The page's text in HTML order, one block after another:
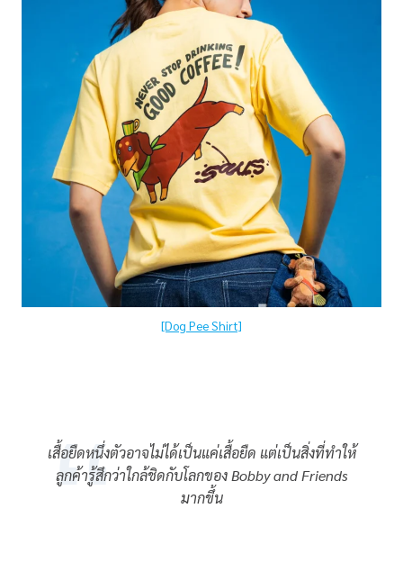
[Dog Pee Shirt]
เสื้อยืดหนึ่งตัวอาจไม่ได้เป็นแค่เสื้อยืด แต่เป็นสิ่งที่ทำให้
ลูกค้ารู้สึกว่าใกล้ชิดกับโลกของ Bobby and Friends
มากขึ้น